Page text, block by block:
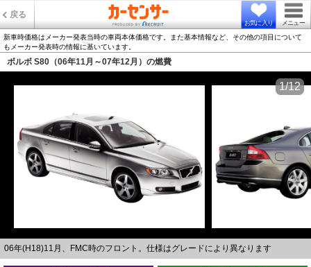
戻る
お気に入り メニュー
新車時価格はメーカー発表当時の車両本体価格です。また基本情報など、その他の項目について
もメーカー発表時の情報に基いています。
ボルボ S80（06年11月～07年12月）の燃費
06年(H18)11月、FMC時のフロント。仕様はグレードにより異なります
1/12